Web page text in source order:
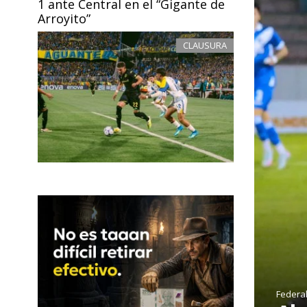
1 ante Central en el “Gigante de
Arroyito”
CLAUSURA
Federal